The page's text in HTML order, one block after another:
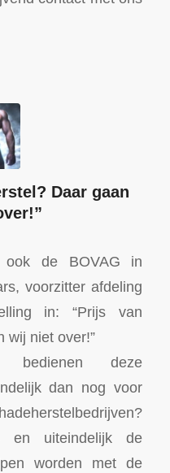
Daar gaan
de BOVAG in
voorzitter afdeling
in: “Prijs van
wij niet over!”
deze
dan nog voor
en uiteindelijk de
worden met de